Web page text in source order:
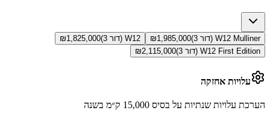
W12 Mulliner (דור 3) ₪1,985,000 W12 (דור 3) ₪1,825,000
W12 First Edition (דור 3)
₪2,115,000
עלויות אחזקה
הערכת עלויות שנתיות על בסיס 15,000 ק״מ בשנה